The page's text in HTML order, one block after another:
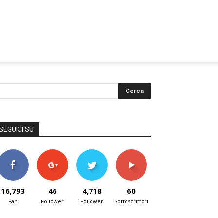
SU
16,793
Fan
46
Follower
4,718
Follower
60
Sottoscrittori